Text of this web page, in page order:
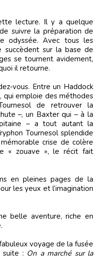
lecture. Il y a quelque
suivre la préparation de
odyssée. Avec tous les
succèdent sur la base de
se tournent avidement,
il retourne.
vous. Entre un Haddock
qui emploie des méthodes
de retrouver la
–, un Baxter qui – à la
– a tout autant la
Tournesol splendide
crise de colère
« zouave », le récit fait
en pleines pages de la
les yeux et l’imagination
belle aventure, riche en
voyage de la fusée
suite : On a marché sur la